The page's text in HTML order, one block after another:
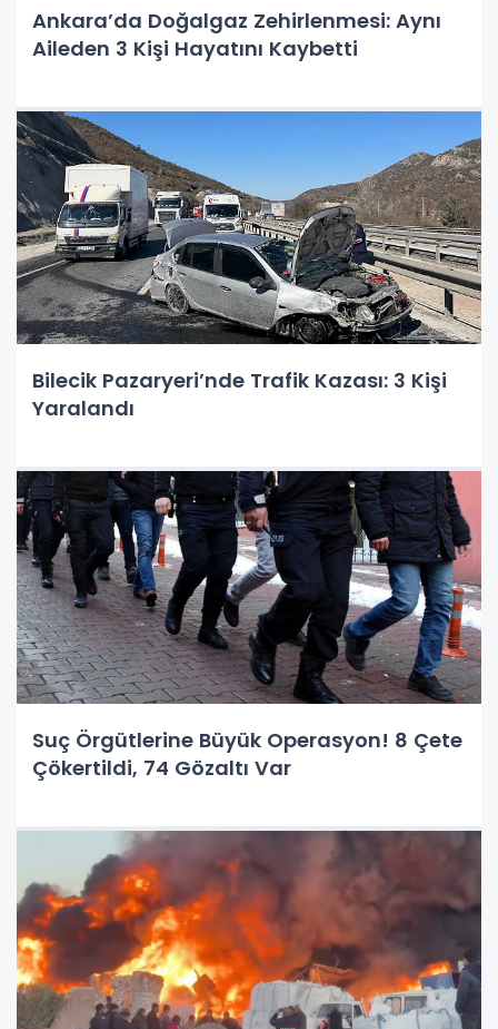
Ankara’da Doğalgaz Zehirlenmesi: Aynı
Aileden 3 Kişi Hayatını Kaybetti
Bilecik Pazaryeri’nde Trafik Kazası: 3 Kişi
Yaralandı
Suç Örgütlerine Büyük Operasyon! 8 Çete
Çökertildi, 74 Gözaltı Var